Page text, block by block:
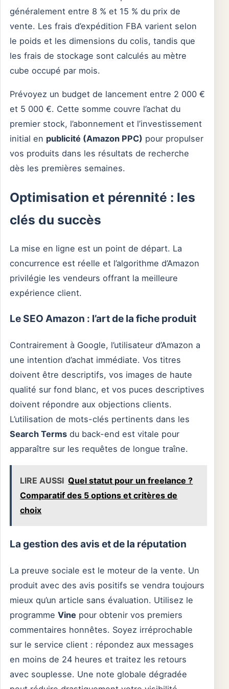
généralement entre 8 % et 15 % du prix de
vente. Les frais d’expédition FBA varient selon
le poids et les dimensions du colis, tandis que
les frais de stockage sont calculés au mètre
cube occupé par mois.
Prévoyez un budget de lancement entre 2 000 €
et 5 000 €. Cette somme couvre l’achat du
premier stock, l’abonnement et l’investissement
initial en publicité (Amazon PPC) pour propulser
vos produits dans les résultats de recherche
dès les premières semaines.
Optimisation et pérennité : les
clés du succès
La mise en ligne est un point de départ. La
concurrence est réelle et l’algorithme d’Amazon
privilégie les vendeurs offrant la meilleure
expérience client.
Le SEO Amazon : l’art de la fiche produit
Contrairement à Google, l’utilisateur d’Amazon a
une intention d’achat immédiate. Vos titres
doivent être descriptifs, vos images de haute
qualité sur fond blanc, et vos puces descriptives
doivent répondre aux objections clients.
L’utilisation de mots-clés pertinents dans les
Search Terms du back-end est vitale pour
apparaître sur les requêtes de longue traîne.
LIRE AUSSI Quel statut pour un freelance ?
Comparatif des 5 options et critères de
choix
La gestion des avis et de la réputation
La preuve sociale est le moteur de la vente. Un
produit avec des avis positifs se vendra toujours
mieux qu’un article sans évaluation. Utilisez le
programme Vine pour obtenir vos premiers
commentaires honnêtes. Soyez irréprochable
sur le service client : répondez aux messages
en moins de 24 heures et traitez les retours
avec souplesse. Une note globale dégradée